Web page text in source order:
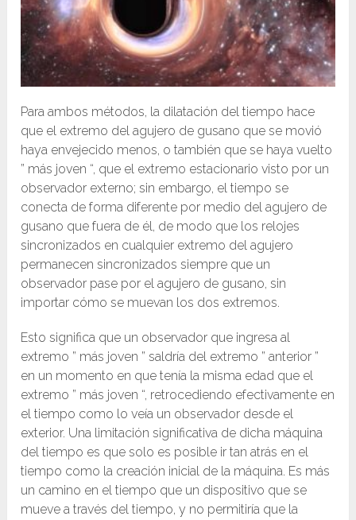
Para ambos métodos, la dilatación del tiempo hace
que el extremo del agujero de gusano que se movió
haya envejecido menos, o también que se haya vuelto
” más joven “, que el extremo estacionario visto por un
observador externo; sin embargo, el tiempo se
conecta de forma diferente por medio del agujero de
gusano que fuera de él, de modo que los relojes
sincronizados en cualquier extremo del agujero
permanecen sincronizados siempre que un
observador pase por el agujero de gusano, sin
importar cómo se muevan los dos extremos.
Esto significa que un observador que ingresa al
extremo ” más joven ” saldría del extremo ” anterior ”
en un momento en que tenía la misma edad que el
extremo ” más joven “, retrocediendo efectivamente en
el tiempo como lo veía un observador desde el
exterior. Una limitación significativa de dicha máquina
del tiempo es que solo es posible ir tan atrás en el
tiempo como la creación inicial de la máquina. Es más
un camino en el tiempo que un dispositivo que se
mueve a través del tiempo, y no permitiría que la